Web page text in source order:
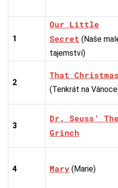
1
Our Little
Secret (Naše
tajemství)
2
That Christmas
(Tenkrát na
3
Dr. Seuss‘ The
Grinch
4 Mary (Marie)